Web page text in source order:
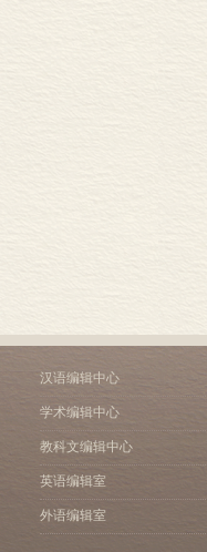
汉语编辑中心
学术编辑中心
教科文编辑中心
英语编辑室
外语编辑室